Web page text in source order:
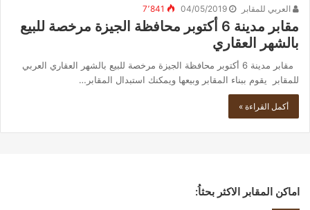
العربي للمقابر 04/05/2019 7٬841
مقابر مدينة 6 أكتوبر محافظة الجيزة مرخصة للبيع
بالشهر العقاري
مقابر مدينة 6 أكتوبر محافظة الجيزة مرخصة للبيع بالشهر العقاري العربي
للمقابر يقوم ببناء المقابر وبيعها ويمكنك استبدال المقابر…
أكمل القراءة »
اماكن المقابر الاكثر بحثاُ: